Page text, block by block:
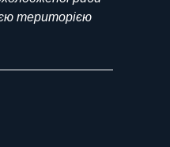
територією